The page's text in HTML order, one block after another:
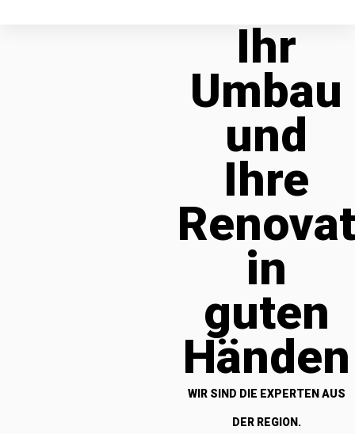
Ihr
Umbau
und
Ihre
in
guten
Händen
WIR SIND DIE EXPERTEN AUS
DER REGION.